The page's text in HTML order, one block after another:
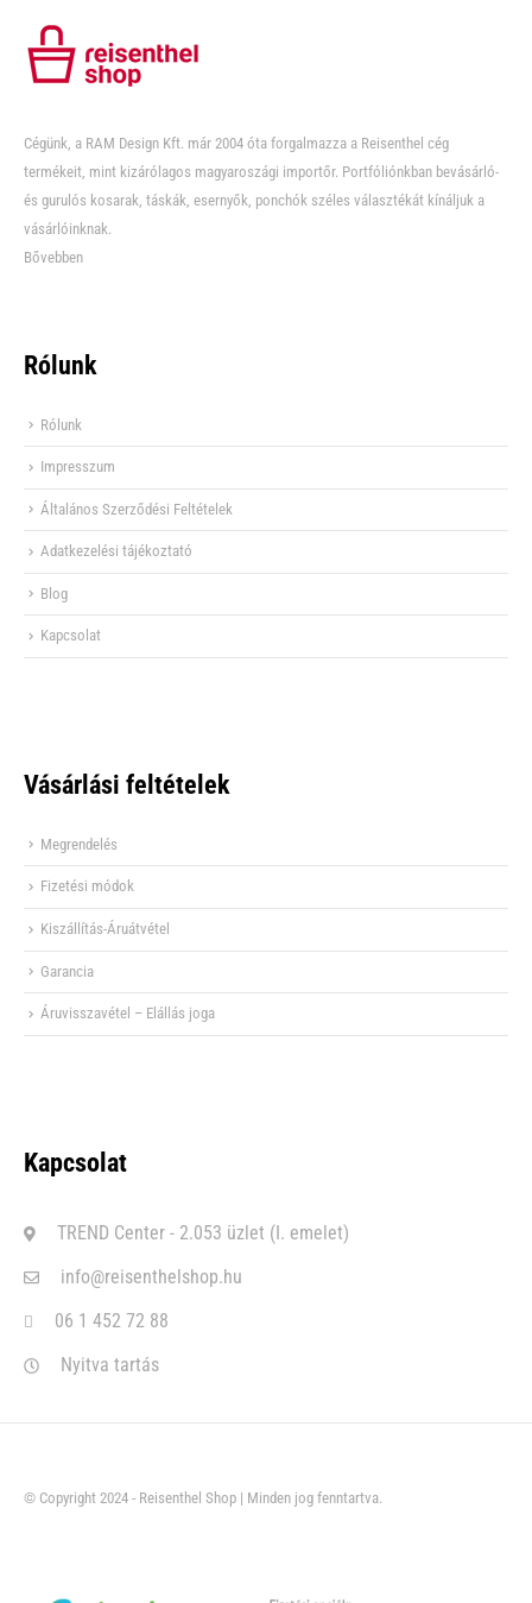
Cégünk, a RAM Design Kft. már 2004 óta forgalmazza a Reisenthel cég
termékeit, mint kizárólagos magyaroszági importőr. Portfóliónkban bevásárló-
és gurulós kosarak, táskák, esernyők, ponchók széles választékát kínáljuk a
vásárlóinknak.
Bővebben
Rólunk
Rólunk
Impresszum
Általános Szerződési Feltételek
Adatkezelési tájékoztató
Blog
Kapcsolat
Vásárlási feltételek
Megrendelés
Fizetési módok
Kiszállítás-Áruátvétel
Garancia
Áruvisszavétel – Elállás joga
Kapcsolat
TREND Center - 2.053 üzlet (I. emelet)
info@reisenthelshop.hu
06 1 452 72 88
Nyitva tartás
© Copyright 2024 - Reisenthel Shop | Minden jog fenntartva.